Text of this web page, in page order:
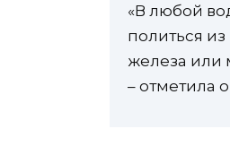
«В любой
политься
железа или
– отметила